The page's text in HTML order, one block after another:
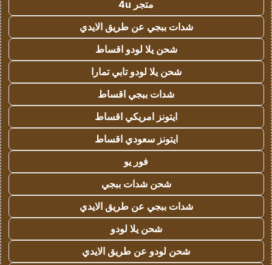
متجر 4u
شدات ببجي عن طريق الايدي
شحن يلا لودو اقساط
شحن يلا لودو تابي تمارا
شدات ببجي اقساط
ايتونز امريكي اقساط
ايتونز سعودي اقساط
فور يو
شحن شدات ببجي
شدات ببجي عن طريق الايدي
شحن يلا لودو
شحن لودو عن طريق الايدي